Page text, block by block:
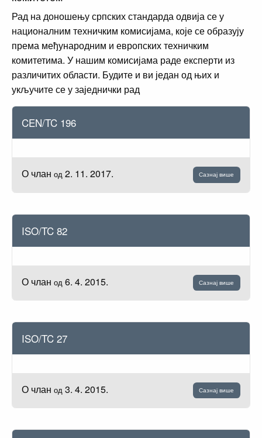
Рад на доношењу српских стандарда одвија се у
националним техничким комисијама, које се образују
према међународним и европских техничким
комитетима. У нашим комисијама раде експерти из
различитих области. Будите и ви један од њих и
укључите се у заједнички рад
CEN/TC 196
О члан од 2. 11. 2017. Сазнај више
ISO/TC 82
О члан од 6. 4. 2015. Сазнај више
ISO/TC 27
О члан од 3. 4. 2015. Сазнај више